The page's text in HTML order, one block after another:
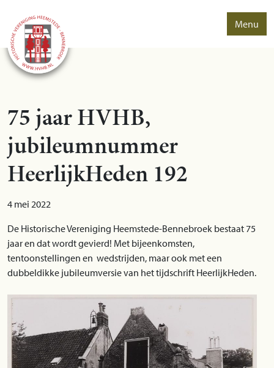
Menu
75 jaar HVHB,
jubileumnummer
HeerlijkHeden 192
4 mei 2022
De Historische Vereniging Heemstede-Bennebroek bestaat 75
jaar en dat wordt gevierd! Met bijeenkomsten,
tentoonstellingen en wedstrijden, maar ook met een
dubbeldikke jubileumversie van het tijdschrift HeerlijkHeden.